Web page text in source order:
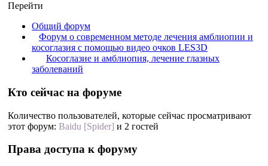
Перейти
Общий форум
Форум о современном методе лечения амблиопии и
косоглазия с помощью видео очков LES3D
Косоглазие и амблиопия, лечение глазных
заболеваний
Кто сейчас на форуме
Количество пользователей, которые сейчас просматривают
этот форум: Baidu [Spider] и 2 гостей
Права доступа к форуму